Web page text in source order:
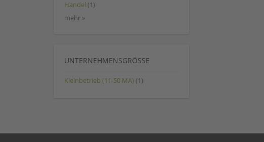
Handel (1)
mehr »
UNTERNEHMENSGRÖSSE
Kleinbetrieb (11-50 MA) (1)